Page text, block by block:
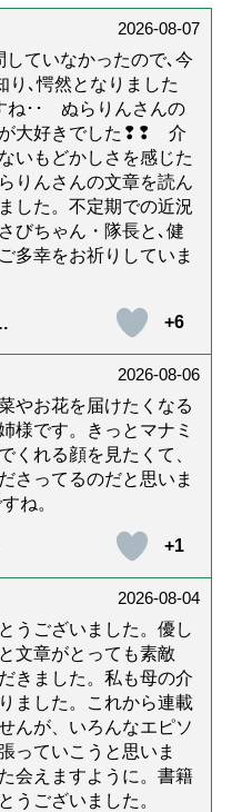
2026-08-07
ていなかったので､今
り､愕然となりました
ね･･ ぬらりんさんの
が大好きでした❢❢ 介
いもどかしさを感じた
りんさんの文章を読ん
した。不定期での近況
びちゃん・隊長と､健
多幸をお祈りしていま
+6
2026-08-06
やお花を届けたくなる
様です。きっとマナミ
くれる顔を見たくて、
さってるのだと思いま
ね。
+1
2026-08-04
うございました。優し
文章がとっても素敵
きました。私も母の介
ました。これから連載
んが、いろんなエピソ
っていこうと思いま
会えますように。書籍
うございました。